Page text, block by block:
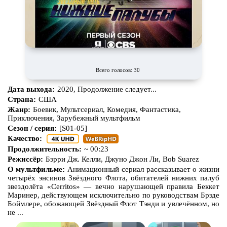
Всего голосов: 30
Дата выхода: 2020, Продолжение следует...
Страна: США
Жанр: Боевик, Мультсериал, Комедия, Фантастика,
Приключения, Зарубежный мультфильм
Сезон / серия: [S01-05]
Качество:
Продолжительность: ~ 00:23
Режиссёр: Бэрри Дж. Келли, Джуно Джон Ли, Bob Suarez
О мультфильме: Анимационный сериал рассказывает о жизни
четырёх энсинов Звёздного Флота, обитателей нижних палуб
звездолёта «Cerritos» — вечно нарушающей правила Беккет
Маринер, действующем исключительно по руководствам Брэде
Боймлере, обожающей Звёздный Флот Тэнди и увлечённом, но
не ...